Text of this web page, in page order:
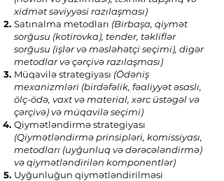
xidmət səviyyəsi razılaşması)
Satınalma metodları (Birbaşa, qiymət
sorğusu (kotirovka), tender, təkliflər
sorğusu (işlər və məsləhətçi seçimi), digər
metodlar və çərçivə razılaşması)
Müqavilə strategiyası (Ödəniş
mexanizmləri (birdəfəlik, fəaliyyət əsaslı,
ölç-ödə, vaxt və material, xərc üstəgəl və
çərçivə) və müqavilə seçimi)
Qiymətləndirmə strategiyası
(Qiymətləndirmə prinsipləri, komissiyası,
metodları (uyğunluq və dərəcələndirmə)
və qiymətləndirilən komponentlər)
Uyğunluğun qiymətləndirilməsi